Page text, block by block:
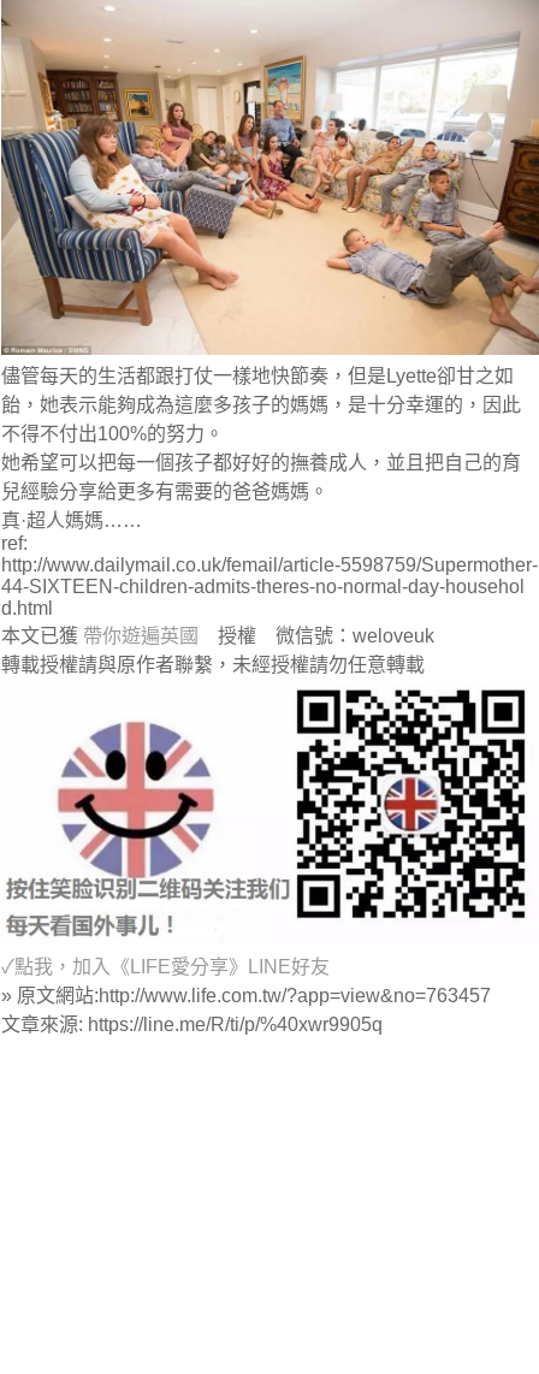
儘管每天的生活都跟打仗一樣地快節奏，但是Lyette卻甘之如
飴，她表示能夠成為這麼多孩子的媽媽，是十分幸運的，因此
不得不付出100%的努力。
她希望可以把每一個孩子都好好的撫養成人，並且把自己的育
兒經驗分享給更多有需要的爸爸媽媽。
真·超人媽媽……
ref:
http://www.dailymail.co.uk/femail/article-5598759/Supermother-
44-SIXTEEN-children-admits-theres-no-normal-day-househol
d.html
本文已獲 帶你遊遍英國
授權 微信號：weloveuk
轉載授權請與原作者聯繫，未經授權請勿任意轉載
✓點我，加入《 LIFE愛分享》 LINE好友
» 原文網站:http://www.life.com.tw/?app=view&no=763457
文章來源: https://line.me/R/ti/p/%40xwr9905q